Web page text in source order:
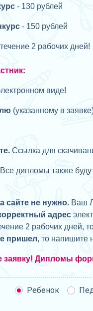
- 130 рублей
- 150 рублей
2 рабочих дней!
виде!
(указанному в
Ссылка для
Все дипломы также
сайте не нужно. Ваш
адрес
2 рабочих дней,
пришел, то напишите
заявку! Дипломы
Ребенок